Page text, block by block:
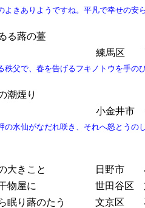
よきありようですね。平凡で幸せの安
る蕗の薹
練馬区
秩父で、春を告げるフキノトウを手の
潮煙り
小金井市
の水仙がなだれ咲き、それへ怒とうの
大きこと
日野市
物屋に
世田谷区
眠り蕗のたう
文京区